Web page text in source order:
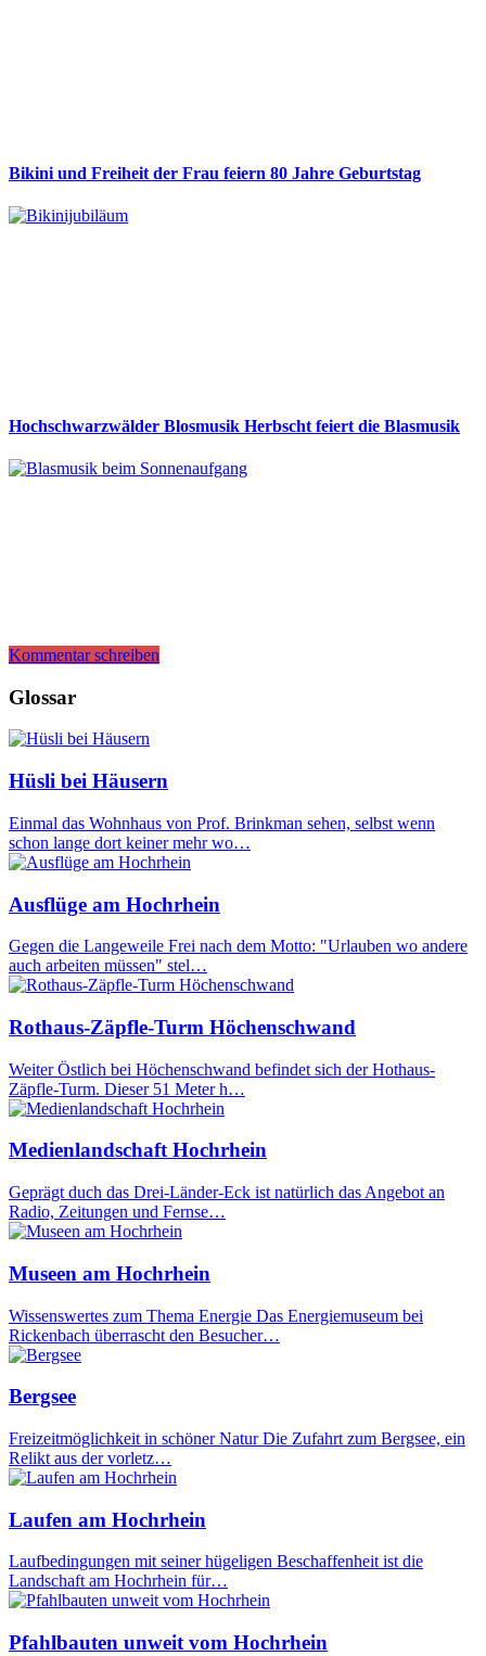
Bikini und Freiheit der Frau feiern 80 Jahre Geburtstag
Hochschwarzwälder Blosmusik Herbscht feiert die Blasmusik
Kommentar schreiben
Glossar
Hüsli bei Häusern
Einmal das Wohnhaus von Prof. Brinkman sehen, selbst wenn
schon lange dort keiner mehr wo…
Ausflüge am Hochrhein
Gegen die Langeweile Frei nach dem Motto: "Urlauben wo andere
auch arbeiten müssen" stel…
Rothaus-Zäpfle-Turm Höchenschwand
Weiter Östlich bei Höchenschwand befindet sich der Hothaus-
Zäpfle-Turm. Dieser 51 Meter h…
Medienlandschaft Hochrhein
Geprägt duch das Drei-Länder-Eck ist natürlich das Angebot an
Radio, Zeitungen und Fernse…
Museen am Hochrhein
Wissenswertes zum Thema Energie Das Energiemuseum bei
Rickenbach überrascht den Besucher…
Bergsee
Freizeitmöglichkeit in schöner Natur Die Zufahrt zum Bergsee, ein
Relikt aus der vorletz…
Laufen am Hochrhein
Laufbedingungen mit seiner hügeligen Beschaffenheit ist die
Landschaft am Hochrhein für…
Pfahlbauten unweit vom Hochrhein